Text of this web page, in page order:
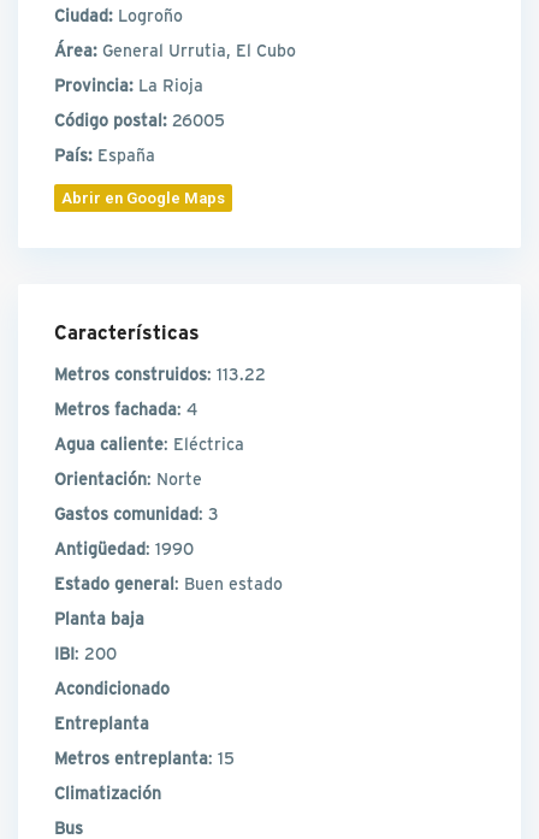
Ciudad: Logroño
Área: General Urrutia, El Cubo
Provincia: La Rioja
Código postal: 26005
País: España
Abrir en Google Maps
Características
Metros construidos: 113.22
Metros fachada: 4
Agua caliente: Eléctrica
Orientación: Norte
Gastos comunidad: 3
Antigüedad: 1990
Estado general: Buen estado
Planta baja
IBI: 200
Acondicionado
Entreplanta
Metros entreplanta: 15
Climatización
Bus